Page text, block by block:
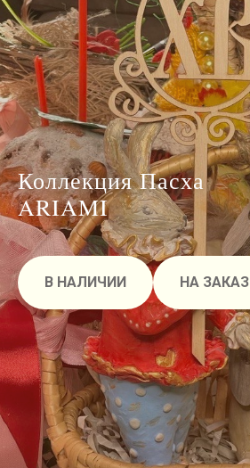
Коллекция Пасха
ARIAMI
В НАЛИЧИИ НА ЗАКАЗ